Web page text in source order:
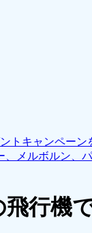
トキャンペーン
メルボルン、
行機